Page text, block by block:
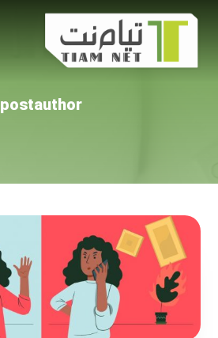
postauthor